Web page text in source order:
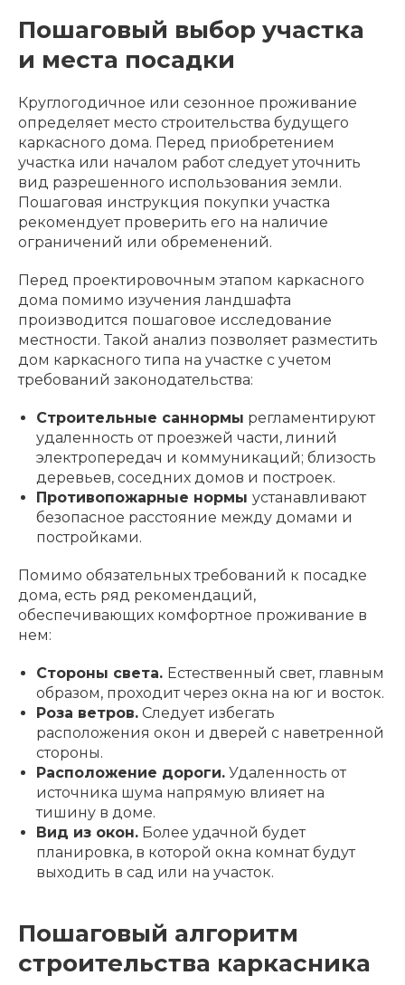
Пошаговый выбор участка
и места посадки
Круглогодичное или сезонное проживание
определяет место строительства будущего
каркасного дома. Перед приобретением
участка или началом работ следует уточнить
вид разрешенного использования земли.
Пошаговая инструкция покупки участка
рекомендует проверить его на наличие
ограничений или обременений.
Перед проектировочным этапом каркасного
дома помимо изучения ландшафта
производится пошаговое исследование
местности. Такой анализ позволяет разместить
дом каркасного типа на участке с учетом
требований законодательства:
Строительные саннормы регламентируют
удаленность от проезжей части, линий
электропередач и коммуникаций; близость
деревьев, соседних домов и построек.
Противопожарные нормы устанавливают
безопасное расстояние между домами и
постройками.
Помимо обязательных требований к посадке
дома, есть ряд рекомендаций,
обеспечивающих комфортное проживание в
нем:
Стороны света. Естественный свет, главным
образом, проходит через окна на юг и восток.
Роза ветров. Следует избегать
расположения окон и дверей с наветренной
стороны.
Расположение дороги. Удаленность от
источника шума напрямую влияет на
тишину в доме.
Вид из окон. Более удачной будет
планировка, в которой окна комнат будут
выходить в сад или на участок.
Пошаговый алгоритм
строительства каркасника